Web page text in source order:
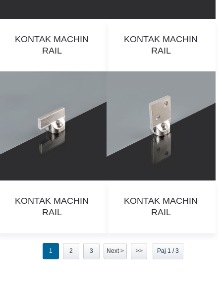
KONTAK MACHIN
RAIL
KONTAK MACHIN
RAIL
KONTAK MACHIN
RAIL
KONTAK MACHIN
RAIL
1 2 3 Next > >> Paj 1 / 3